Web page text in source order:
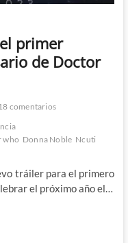
primer
de Doctor
comentarios
who Donna Noble Ncuti
tráiler para el primero
el próximo año el…